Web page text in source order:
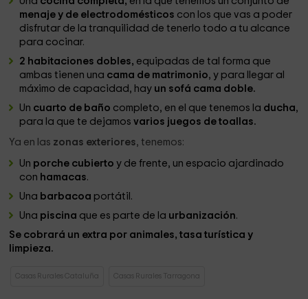
menaje y de electrodomésticos con los que vas a poder
disfrutar de la tranquilidad de tenerlo todo a tu alcance
para cocinar.
2 habitaciones dobles, equipadas de tal forma que
ambas tienen una cama de matrimonio, y para llegar al
máximo de capacidad, hay un sofá cama doble.
Un cuarto de baño completo, en el que tenemos la ducha,
para la que te dejamos varios juegos de toallas.
Ya en las zonas exteriores, tenemos:
Un porche cubierto y de frente, un espacio ajardinado
con hamacas.
Una barbacoa portátil.
Una piscina que es parte de la urbanización.
Se cobrará un extra por animales, tasa turística y
limpieza.
Casas Rurales Cataluña Casas Rurales Tarragona